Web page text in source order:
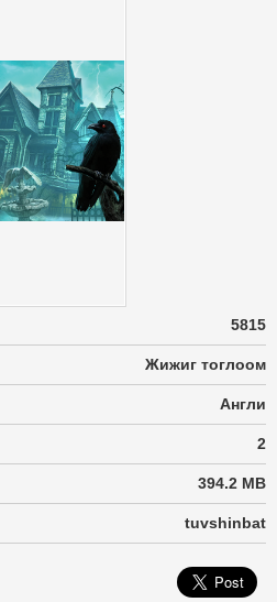
5815
Жижиг тоглоом
Англи
2
394.2 MB
tuvshinbat